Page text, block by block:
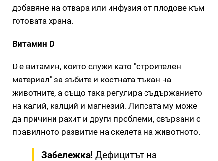
добавяне на отвара или инфузия от плодове към
готовата храна.
Витамин D
D е витамин, който служи като "строителен
материал" за зъбите и костната тъкан на
животните, а също така регулира съдържанието
на калий, калций и магнезий. Липсата му може
да причини рахит и други проблеми, свързани с
правилното развитие на скелета на животното.
Забележка! Дефицитът на